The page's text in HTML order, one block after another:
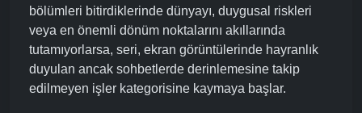
bölümleri bitirdiklerinde dünyayı, duygusal riskleri
veya en önemli dönüm noktalarını akıllarında
tutamıyorlarsa, seri, ekran görüntülerinde hayranlık
duyulan ancak sohbetlerde derinlemesine takip
edilmeyen işler kategorisine kaymaya başlar.